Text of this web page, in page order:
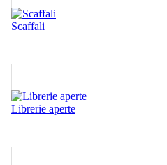
Scaffali
Librerie aperte